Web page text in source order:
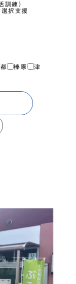
訓練）
択支援
榛原
津